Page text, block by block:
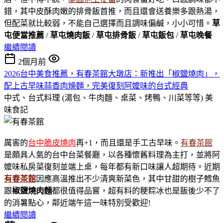
錯，其中皮酥肉嫩的排骨飯首推，而且還會送養樂多跟熱湯，
但配菜就比較弱，不能自己選擇而且調味偏鹹，小小可惜。 草
屯便當推薦 /草屯燒肉飯 /草屯排骨飯 /草屯飯包 /草屯晚餐
繼續閱讀
2個月前
2026台中美食推薦，有春茶館大墩店：新推出「椒鹽燒肉」，
配上古早味蒜香肉燥麵，完美復刻阿嬤味的台式經典
中式、台式料理 (湯包、牛肉麵、桌菜、烤鴨、川菜等等) 美
味食記
厲害的台中脆皮燒肉再+1，而且還是手工古早味。 有春茶館
是頗具人氣的台中台菜餐廳，以各種懷舊料理為主打，並將阿
嬤味私房菜復刻並端上桌，每年都有新口味讓人超期待。近期
有春茶館因應高溫推出不少清爽新菜色，其中甘甜的樹子鱈魚
跟椒鹽燒肉麵都很值得品嘗，超有料的粳粽冰也是飯後少不了
的消暑點心，鄰近端午這一味特別受歡迎!
繼續閱讀